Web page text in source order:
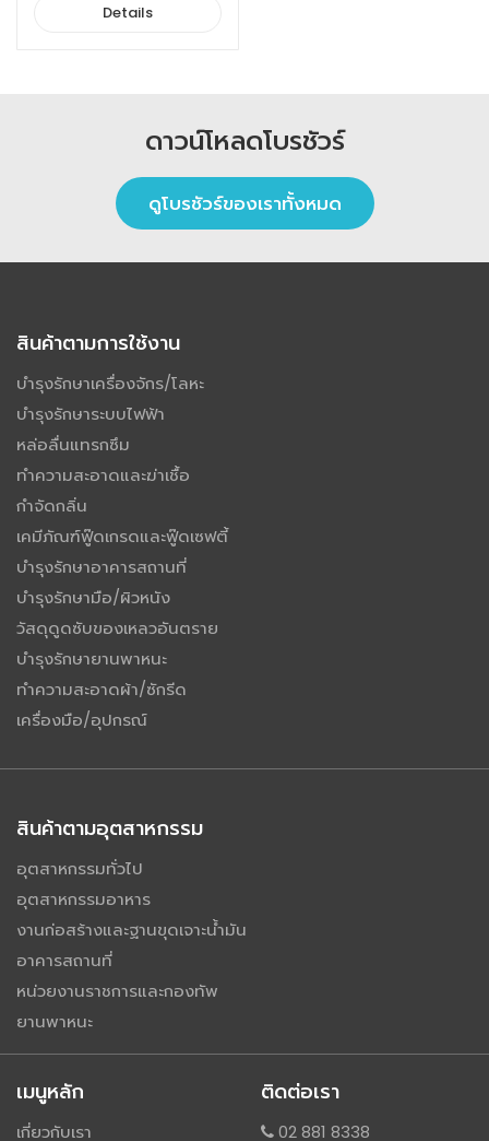
Details
ดาวน์โหลดโบรชัวร์
ดูโบรชัวร์ของเราทั้งหมด
สินค้าตามการใช้งาน
บำรุงรักษาเครื่องจักร/โลหะ
บำรุงรักษาระบบไฟฟ้า
หล่อลื่นแทรกซึม
ทำความสะอาดและฆ่าเชื้อ
กำจัดกลิ่น
เคมีภัณฑ์ฟู๊ดเกรดและฟู๊ดเซฟตี้
บำรุงรักษาอาคารสถานที่
บำรุงรักษามือ/ผิวหนัง
วัสดุดูดซับของเหลวอันตราย
บำรุงรักษายานพาหนะ
ทำความสะอาดผ้า/ซักรีด
เครื่องมือ/อุปกรณ์
สินค้าตามอุตสาหกรรม
อุตสาหกรรมทั่วไป
อุตสาหกรรมอาหาร
งานก่อสร้างและฐานขุดเจาะน้ำมัน
อาคารสถานที่
หน่วยงานราชการและกองทัพ
ยานพาหนะ
เมนูหลัก
เกี่ยวกับเรา
ติดต่อเรา
02 881 8338